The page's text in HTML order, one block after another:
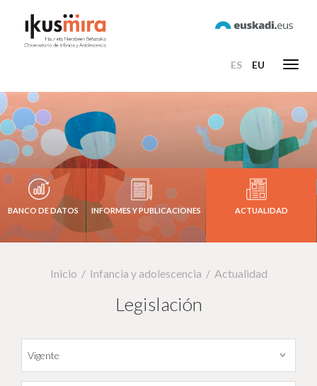
ES EU
BANCO DE DATOS INFORMES Y PUBLICACIONES ACTUALIDAD
Inicio Infancia y adolescencia Actualidad
Legislación
Filtrar por fecha